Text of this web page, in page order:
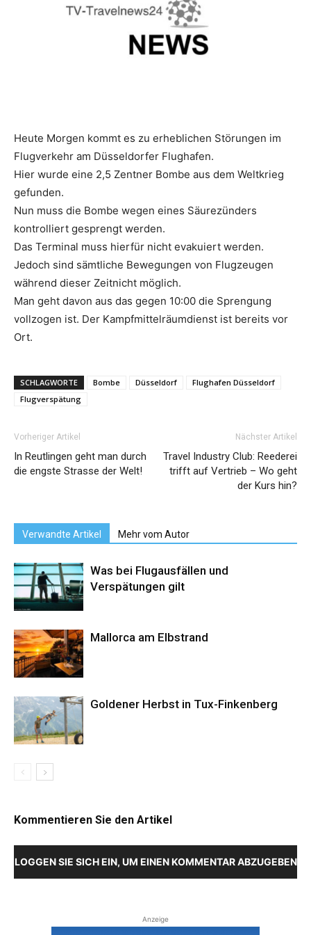
Reiseempfehlungen.
Heute Morgen kommt es zu erheblichen Störungen im
Flugverkehr am Düsseldorfer Flughafen.
Hier wurde eine 2,5 Zentner Bombe aus dem Weltkrieg
gefunden.
Nun muss die Bombe wegen eines Säurezünders
kontrolliert gesprengt werden.
Das Terminal muss hierfür nicht evakuiert werden.
Jedoch sind sämtliche Bewegungen von Flugzeugen
während dieser Zeitnicht möglich.
Man geht davon aus das gegen 10:00 die Sprengung
vollzogen ist. Der Kampfmittelräumdienst ist bereits vor
Ort.
SCHLAGWORTE Bombe Düsseldorf
Flughafen Düsseldorf
Flugverspätung
Vorheriger Artikel
In Reutlingen geht man durch
die engste Strasse der Welt!
Nächster Artikel
Travel Industry Club: Reederei
trifft auf Vertrieb – Wo geht
der Kurs hin?
Verwandte Artikel Mehr vom Autor
Was bei Flugausfällen und
Verspätungen gilt
Mallorca am Elbstrand
Goldener Herbst in Tux-Finkenberg
Kommentieren Sie den Artikel
LOGGEN SIE SICH EIN, UM EINEN KOMMENTAR ABZUGEBEN
Anzeige